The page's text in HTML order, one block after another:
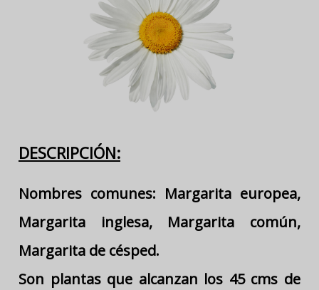
DESCRIPCIÓN:
Nombres comunes: Margarita europea,
Margarita inglesa, Margarita común,
Margarita de césped.
Son plantas que alcanzan los 45 cms de